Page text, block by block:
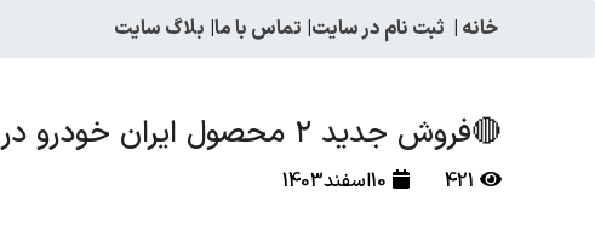
خانه | ثبت نام در سایت| تماس با ما| بلاگ سایت
🔴فروش جدید ۲ محصول ایران خودرو در بورس کالا – ۱۱ اسفند ۱۴۰۳
421 10اسفند1403